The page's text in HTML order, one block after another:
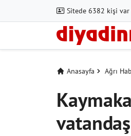
Sitede 6382 kişi var
Anasayfa Ağrı